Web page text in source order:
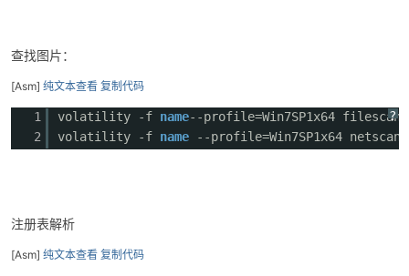
查找图片：
[Asm] 纯文本查看 复制代码
?
1
2
volatility -f name--profile=Win7SP1x64
volatility -f name --profile=Win7SP1x64 netscan
注册表解析
[Asm] 纯文本查看 复制代码